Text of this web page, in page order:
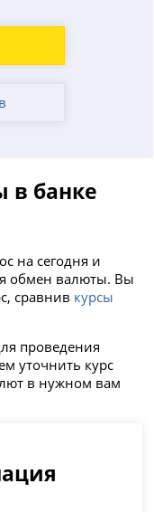
в банке
на сегодня и
обмен валюты. Вы
сравнив курсы
проведения
уточнить курс
в нужном вам